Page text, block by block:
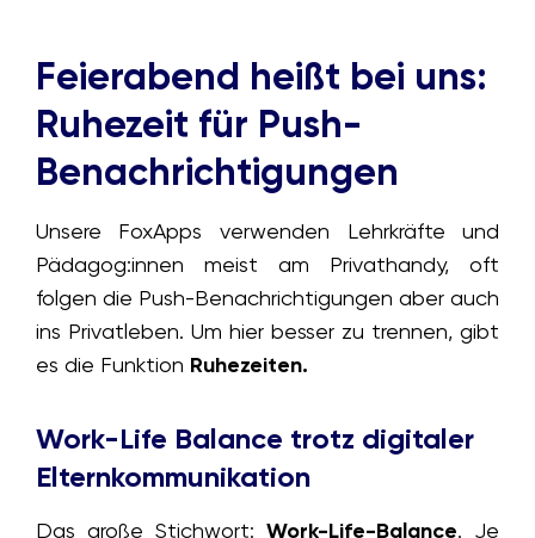
Feierabend heißt bei uns:
Ruhezeit für Push-
Benachrichtigungen
Unsere FoxApps verwenden Lehrkräfte und
Pädagog:innen meist am Privathandy, oft
folgen die Push-Benachrichtigungen aber auch
ins Privatleben. Um hier besser zu trennen, gibt
es die Funktion Ruhezeiten.
Work-Life Balance trotz digitaler
Elternkommunikation
Das große Stichwort:Work-Life-Balance. Je